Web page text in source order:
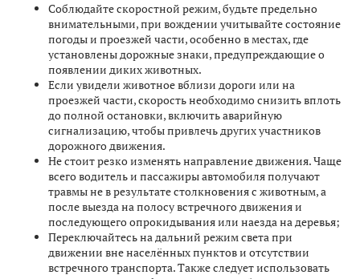
Соблюдайте скоростной режим, будьте предельно
внимательными, при вождении учитывайте состояние
погоды и проезжей части, особенно в местах, где
установлены дорожные знаки, предупреждающие о
появлении диких животных.
Если увидели животное вблизи дороги или на
проезжей части, скорость необходимо снизить вплоть
до полной остановки, включить аварийную
сигнализацию, чтобы привлечь других участников
дорожного движения.
Не стоит резко изменять направление движения. Чаще
всего водитель и пассажиры автомобиля получают
травмы не в результате столкновения с животным, а
после выезда на полосу встречного движения и
последующего опрокидывания или наезда на деревья;
Переключайтесь на дальний режим света при
движении вне населённых пунктов и отсутствии
встречного транспорта. Также следует использовать